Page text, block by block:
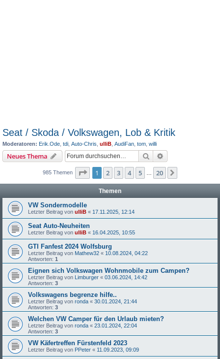
Seat / Skoda / Volkswagen, Lob & Kritik
Moderatoren: Erik.Ode tdi Auto-Chris ulliB AudiFan tom willi
Neues Thema Suche
985 Themen Seite 1von 20
1 2 3 4 5 20
Themen
VW Sondermodelle
Letzter Beitrag von ulliB « 17.11.2025, 12:14
Seat Auto-Neuheiten
Letzter Beitrag von ulliB « 16.04.2025, 10:55
GTI Fanfest 2024 Wolfsburg
Letzter Beitrag von Mathew32 « 10.08.2024, 04:22
Antworten: 1
Eignen sich Volkswagen Wohnmobile zum Campen?
Letzter Beitrag von Limburger « 03.06.2024, 14:42
Antworten: 3
Volkswagens begrenze hilfe..
Letzter Beitrag von ronda « 30.01.2024, 21:44
Antworten: 3
Welchen VW Camper für den Urlaub mieten?
Letzter Beitrag von ronda « 23.01.2024, 22:04
Antworten: 3
VW Käfertreffen Fürstenfeld 2023
Letzter Beitrag von PPeter « 11.09.2023, 09:09